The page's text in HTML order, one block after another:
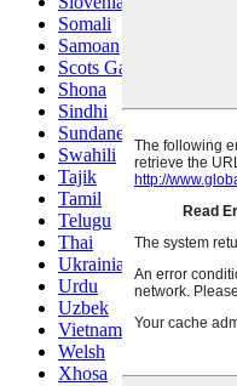
Somali
Samoan
Scots Gaelic
Shona
Sindhi
Sundanese
Swahili
Tajik
Tamil
Telugu
Thai
Ukrainian
Urdu
Uzbek
Vietnamese
Welsh
Xhosa